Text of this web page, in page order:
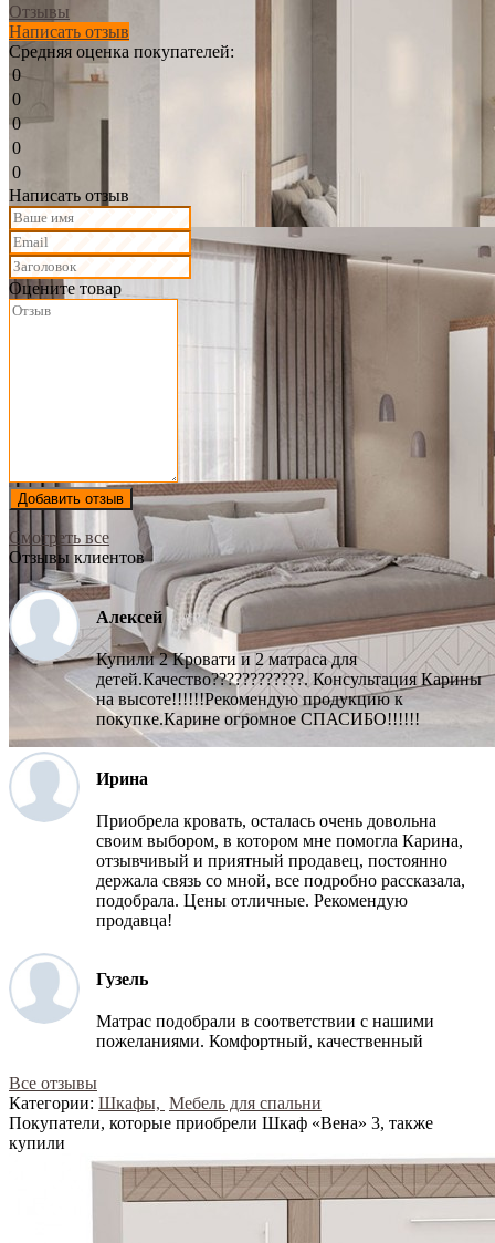
Отзывы
Написать отзыв
Средняя оценка покупателей:
0
0
0
0
0
Написать отзыв
Оцените товар
Добавить отзыв
Смотреть все
Отзывы клиентов
Алексей
Купили 2 Кровати и 2 матраса для
детей.Качество????????????. Консультация Карины
на высоте!!!!!!Рекомендую продукцию к
покупке.Карине огромное СПАСИБО!!!!!!
Ирина
Приобрела кровать, осталась очень довольна
своим выбором, в котором мне помогла Карина,
отзывчивый и приятный продавец, постоянно
держала связь со мной, все подробно рассказала,
подобрала. Цены отличные. Рекомендую
продавца!
Гузель
Матрас подобрали в соответствии с нашими
пожеланиями. Комфортный, качественный
Все отзывы
Категории: Шкафы, Мебель для спальни
Покупатели, которые приобрели Шкаф «Вена» 3, также
купили